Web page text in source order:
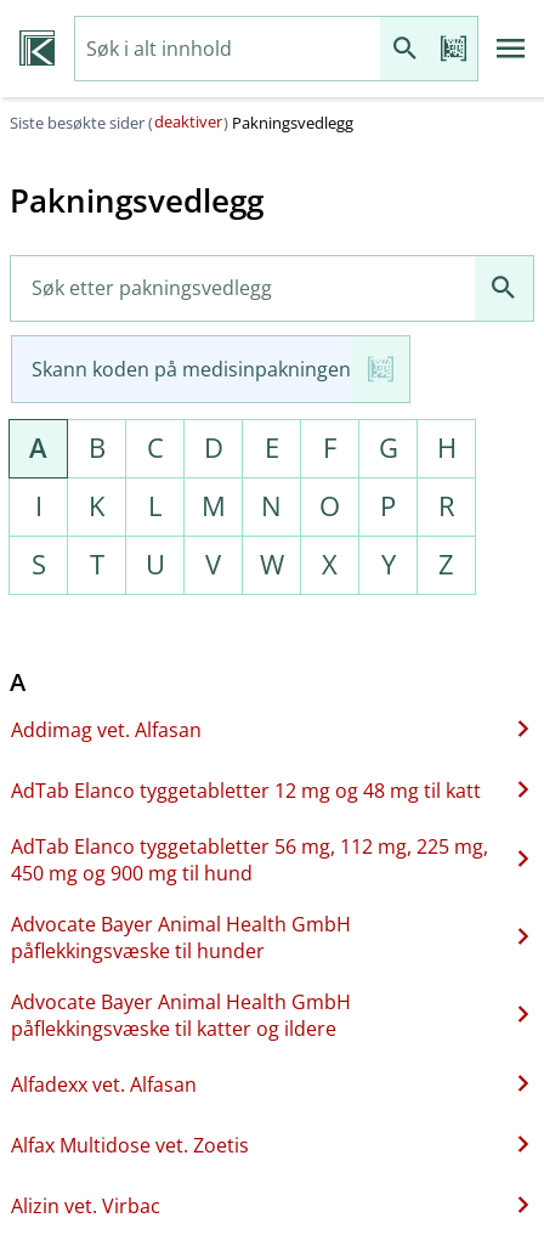
Siste besøkte sider (deaktiver) Pakningsvedlegg
Pakningsvedlegg
Skann koden på medisinpakningen
A B C D E F G
H
I
K L M N O P
R
S
T U V W X Y Z
A
Addimag vet. Alfasan
AdTab Elanco tyggetabletter 12 mg og 48 mg til katt
AdTab Elanco tyggetabletter 56 mg, 112 mg, 225 mg,
450 mg og 900 mg til hund
Advocate Bayer Animal Health GmbH
påflekkingsvæske til hunder
Advocate Bayer Animal Health GmbH
påflekkingsvæske til katter og ildere
Alfadexx vet. Alfasan
Alfax Multidose vet. Zoetis
Alizin vet. Virbac